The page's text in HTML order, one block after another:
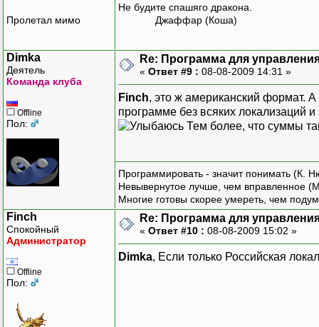
Пролетал мимо
Не будите спашяго дракона.
Джаффар (Коша)
Dimka
Деятель
Команда клуба
Offline
Пол:
Re: Программа для
« Ответ #9 : 08-08-2009 14:31 »
Finch, это ж американский формат. А
программе без всяких локализаций
Тем более, что суммы
Программировать - значит понимать (К.
Невывернутое лучше, чем вправленное
Многие готовы скорее умереть, чем
Finch
Спокойный
Администратор
Offline
Пол:
Re: Программа для
« Ответ #10 : 08-08-2009 15:02 »
Dimka, Если только Российская